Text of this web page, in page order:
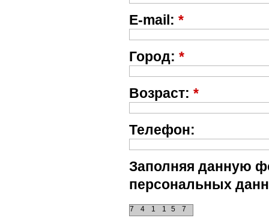
E-mail: *
Город: *
Возраст: *
Телефон:
Заполняя данную
персональных
1
1
4
7 7
5